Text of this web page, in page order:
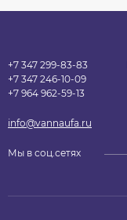
+7 347 299-83-83
+7 347 246-10-09
+7 964 962-59-13
info@vannaufa.ru
Мы в соц.сетях